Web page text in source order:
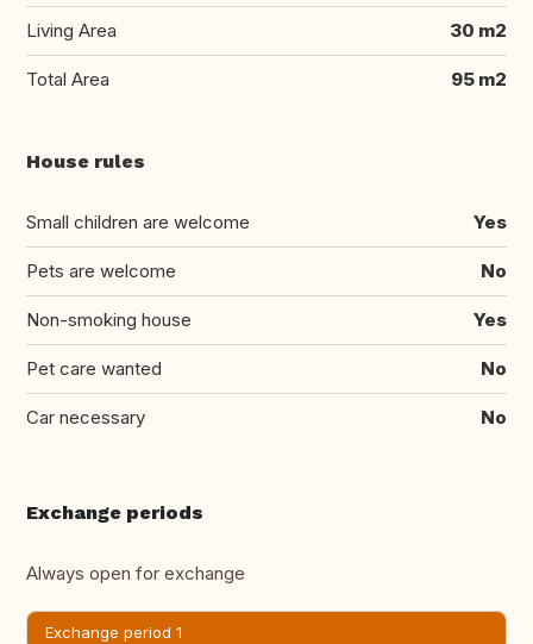
Living Area 30 m2
Total Area 95 m2
House rules
Small children are welcome Yes
Pets are welcome No
Non-smoking house Yes
Pet care wanted No
Car necessary No
Exchange periods
Always open for exchange
Exchange period 1